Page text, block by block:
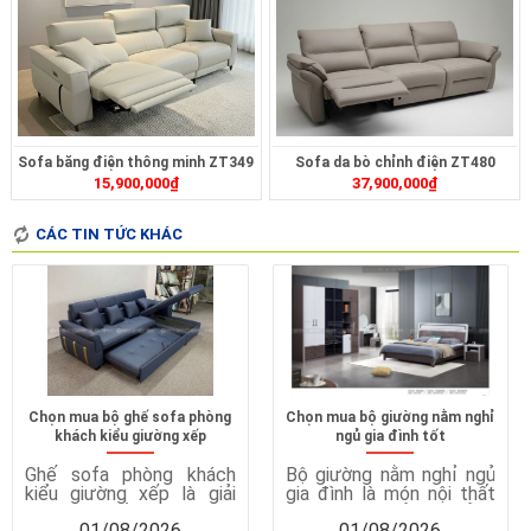
Sofa băng điện thông minh ZT349
15,900,000₫
Sofa da bò chỉnh điện ZT480
37,900,000₫
CÁC TIN TỨC KHÁC
Chọn mua bộ ghế sofa phòng
khách kiểu giường xếp
Ghế sofa phòng khách
kiểu giường xếp là giải
Chọn mua bộ giường nằm nghỉ
ngủ gia đình tốt
Bộ giường nằm nghỉ ngủ
gia đình là món nội thất